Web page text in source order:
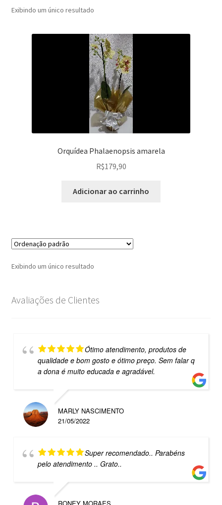
Minha conta
Exibindo um único resultado
Orquídea Phalaenopsis amarela
R$179,90
Adicionar ao carrinho
Exibindo um único resultado
Avaliações de Clientes
Ótimo atendimento, produtos de
qualidade e bom gosto e ótimo preço. Sem falar q
a dona é muito educada e agradável.
MARLY NASCIMENTO
21/05/2022
Super recomendado.. Parabéns
pelo atendimento .. Grato..